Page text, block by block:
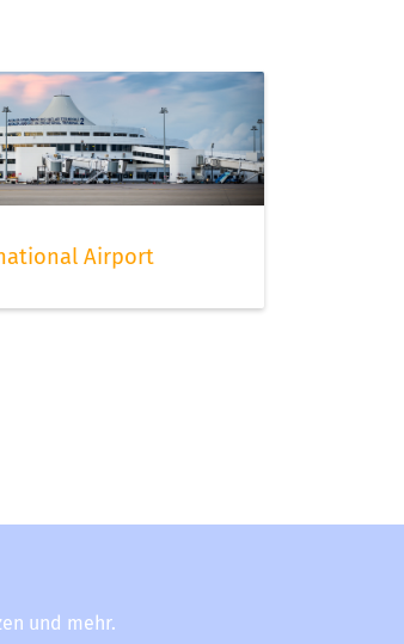
Airport
und mehr.